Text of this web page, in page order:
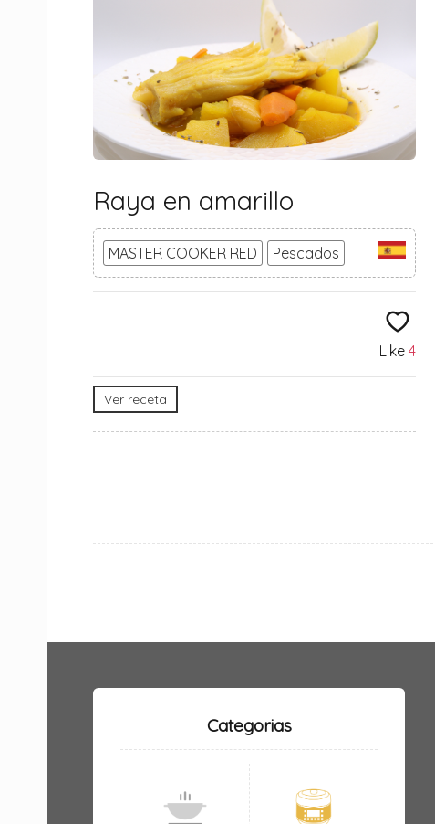
Raya en amarillo
MASTER COOKER RED Pescados
Like 4
Ver receta
Categorias